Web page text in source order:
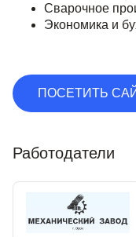
Сварочное
Экономика и
ПОСЕТИТЬ
Работодатели